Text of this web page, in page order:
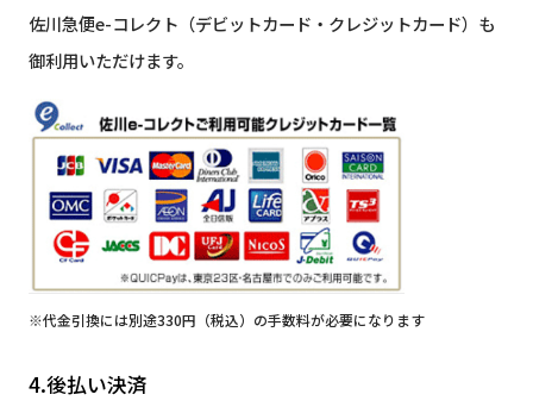
佐川急便e-コレクト（デビットカード・クレジットカード）も
御利用いただけます。
※代金引換には別途330円（税込）の手数料が必要になります
4.後払い決済